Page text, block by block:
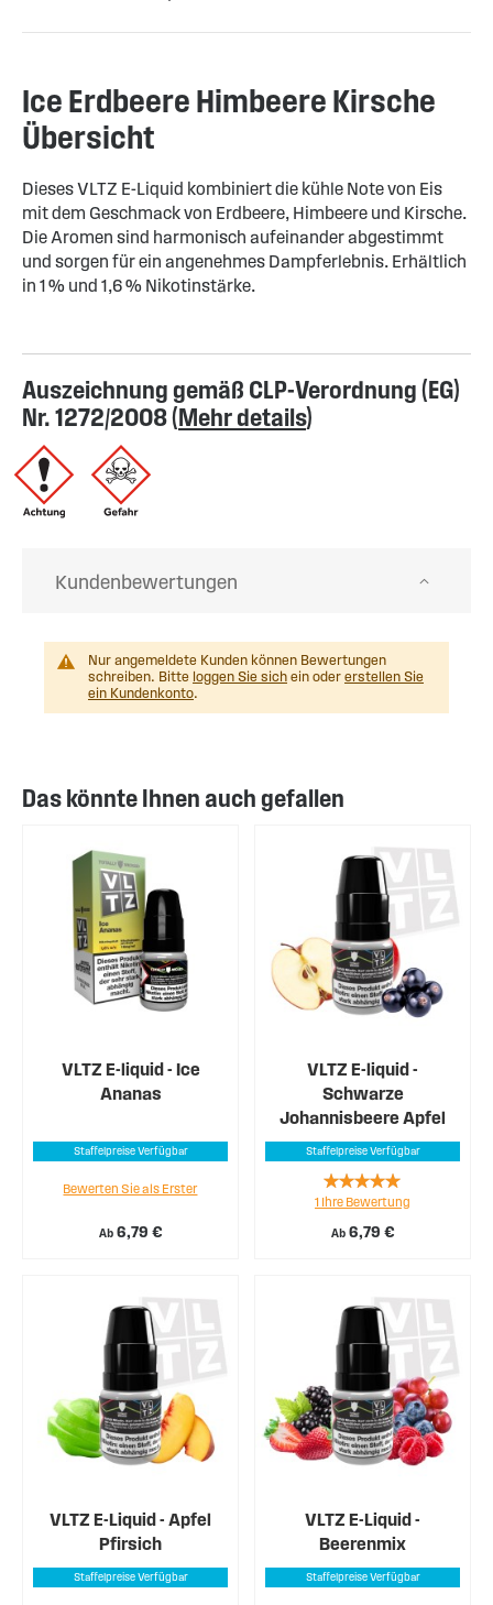
Ice Erdbeere Himbeere Kirsche
Übersicht
Dieses VLTZ E-Liquid kombiniert die kühle Note von Eis
mit dem Geschmack von Erdbeere, Himbeere und Kirsche.
Die Aromen sind harmonisch aufeinander abgestimmt
und sorgen für ein angenehmes Dampferlebnis. Erhältlich
in 1 % und 1,6 % Nikotinstärke.
Auszeichnung gemäß CLP-Verordnung (EG)
Nr. 1272/2008 (Mehr details)
Kundenbewertungen
Nur angemeldete Kunden können Bewertungen
schreiben. Bitte loggen Sie sich ein oder erstellen Sie
ein Kundenkonto.
Das könnte Ihnen auch gefallen
VLTZ E-liquid - Ice
Ananas
Staffelpreise Verfügbar
Ab 6,79 €
Bewerten Sie als Erster
VLTZ E-liquid -
Schwarze
Johannisbeere Apfel
Staffelpreise Verfügbar
Ab 6,79 €
Rating:
100%
1 Ihre Bewertung
VLTZ E-Liquid - Apfel
Pfirsich
Staffelpreise Verfügbar
VLTZ E-Liquid -
Beerenmix
Staffelpreise Verfügbar